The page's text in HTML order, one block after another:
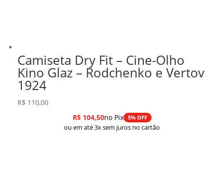
Camiseta Dry Fit – Cine-Olho
Kino Glaz – Rodchenko e Vertov
1924
R$ 110,00
R$104,50no Pix 5% OFF
ou em até 3x sem juros no cartão